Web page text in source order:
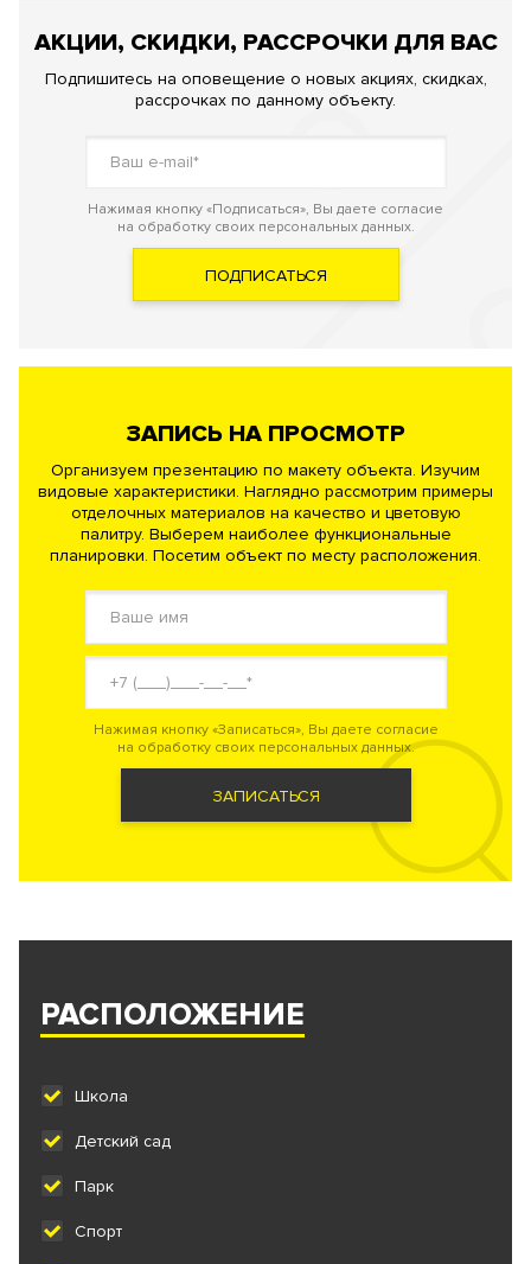
АКЦИИ, СКИДКИ, РАССРОЧКИ ДЛЯ ВАС
Подпишитесь на оповещение о новых акциях, скидках,
рассрочках по данному объекту.
Нажимая кнопку «Подписаться», Вы даете согласие
на обработку своих персональных данных.
ПОДПИСАТЬСЯ
ЗАПИСЬ НА ПРОСМОТР
Организуем презентацию по макету объекта. Изучим
видовые характеристики. Наглядно рассмотрим примеры
отделочных материалов на качество и цветовую
палитру. Выберем наиболее функциональные
планировки. Посетим объект по месту расположения.
Нажимая кнопку «Записаться», Вы даете согласие
на обработку своих персональных данных.
ЗАПИСАТЬСЯ
РАСПОЛОЖЕНИЕ
Школа
Детский сад
Парк
Спорт